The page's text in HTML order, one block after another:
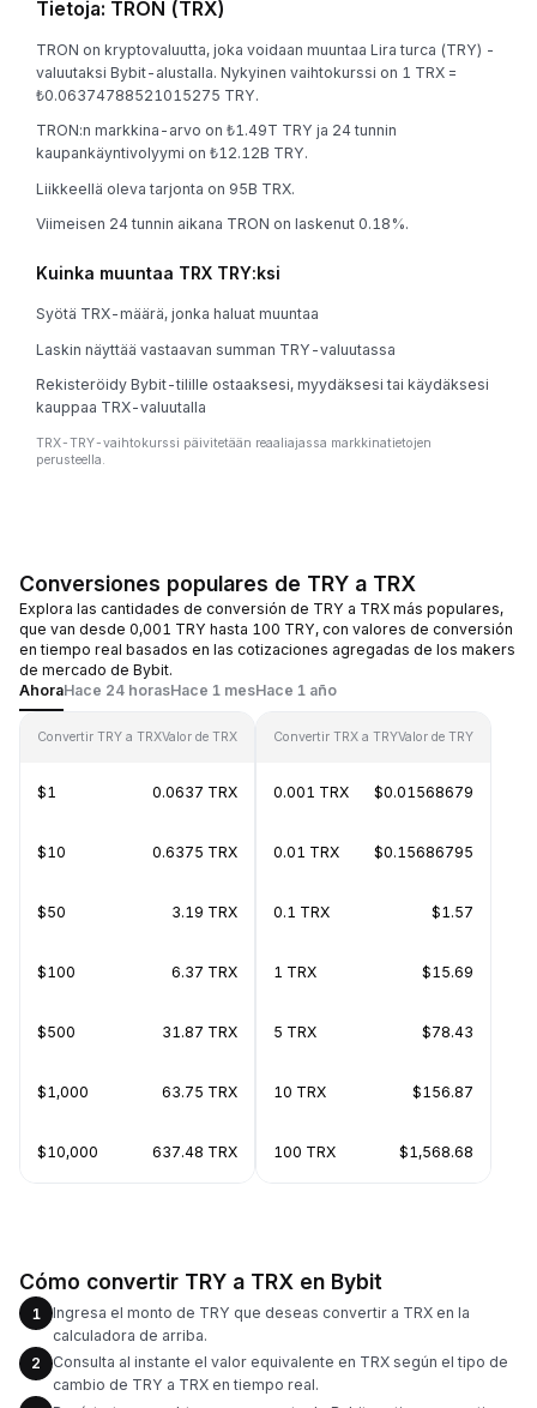
Tietoja: TRON (TRX)
TRON on kryptovaluutta, joka voidaan muuntaa Lira turca (TRY) -
valuutaksi Bybit-alustalla. Nykyinen vaihtokurssi on 1 TRX =
₺0.06374788521015275 TRY.
TRON:n markkina-arvo on ₺1.49T TRY ja 24 tunnin
kaupankäyntivolyymi on ₺12.12B TRY.
Liikkeellä oleva tarjonta on 95B TRX.
Viimeisen 24 tunnin aikana TRON on laskenut 0.18%.
Kuinka muuntaa TRX TRY:ksi
Syötä TRX-määrä, jonka haluat muuntaa
Laskin näyttää vastaavan summan TRY-valuutassa
Rekisteröidy Bybit-tilille ostaaksesi, myydäksesi tai käydäksesi
kauppaa TRX-valuutalla
TRX-TRY-vaihtokurssi päivitetään reaaliajassa markkinatietojen
perusteella.
Conversiones populares de TRY a TRX
Explora las cantidades de conversión de TRY a TRX más populares,
que van desde 0,001 TRY hasta 100 TRY, con valores de conversión
en tiempo real basados en las cotizaciones agregadas de los makers
de mercado de Bybit.
AhoraHace 24 horasHace 1 mesHace 1 año
Convertir TRY a TRXValor de TRX
$1 0.0637 TRX
$10 0.6375 TRX
$50 3.19 TRX
$100 6.37 TRX
$500 31.87 TRX
$1,000 63.75 TRX
$10,000 637.48 TRX
Convertir TRX a TRYValor de TRY
0.001 TRX $0.01568679
0.01 TRX $0.15686795
0.1 TRX $1.57
1 TRX $15.69
5 TRX $78.43
10 TRX $156.87
100 TRX $1,568.68
Cómo convertir TRY a TRX en Bybit
1
Ingresa el monto de TRY que deseas convertir a TRX en la
calculadora de arriba.
2
Consulta al instante el valor equivalente en TRX según el tipo de
cambio de TRY a TRX en tiempo real.